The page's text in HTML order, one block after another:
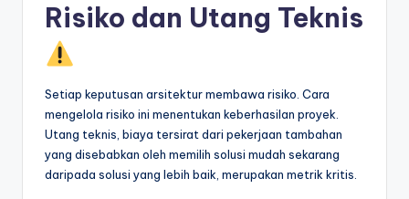
Risiko dan Utang Teknis
Setiap keputusan arsitektur membawa risiko. Cara
mengelola risiko ini menentukan keberhasilan proyek.
Utang teknis, biaya tersirat dari pekerjaan tambahan
yang disebabkan oleh memilih solusi mudah sekarang
daripada solusi yang lebih baik, merupakan metrik kritis.